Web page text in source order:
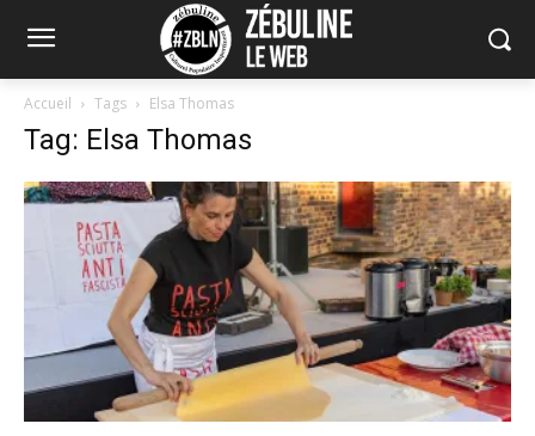
Accueil Tags Elsa Thomas
Tag: Elsa Thomas